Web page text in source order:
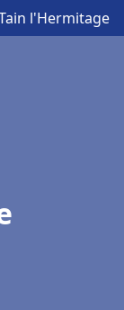
l'Hermitage